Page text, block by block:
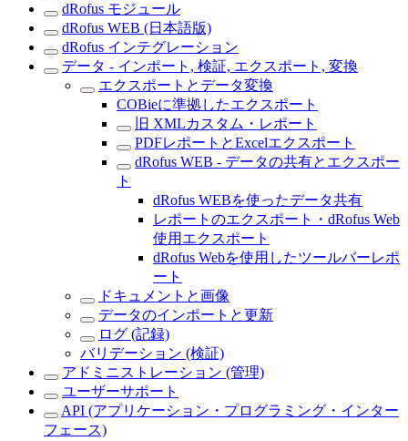
dRofus モジュール
dRofus WEB (日本語版)
dRofus インテグレーション
データ - インポート, 検証, エクスポート, 変換
エクスポートとデータ変換
COBieに準拠したエクスポート
旧 XMLカスタム・レポート
PDFレポートとExcelエクスポート
dRofus WEB - データの共有とエクスポー
ト
dRofus WEBを使ったデータ共有
レポートのエクスポート・dRofus Web
使用エクスポート
dRofus Webを使用したツールバーレポ
ート
ドキュメントと画像
データのインポートと更新
ログ (記録)
バリデーション (検証)
アドミニストレーション (管理)
ユーザーサポート
API (アプリケーション・プログラミング・インター
フェース)